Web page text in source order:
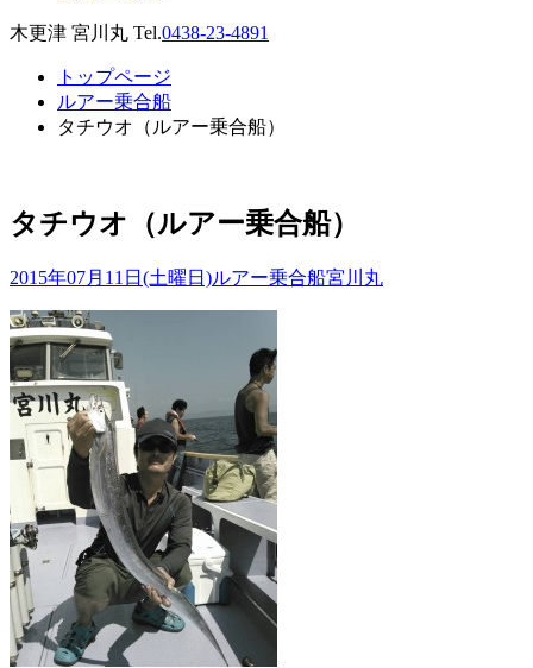
木更津 宮川丸 Tel.0438-23-4891
トップページ
ルアー乗合船
タチウオ（ルアー乗合船）
タチウオ（ルアー乗合船）
2015年07月11日(土曜日)ルアー乗合船宮川丸